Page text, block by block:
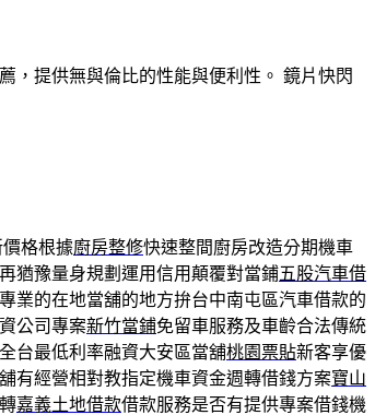
，提供無與倫比的性能與便利性。 鏡片快閃
格根據廚房整修快速整間廚房改造分期機車
猶豫量身規劃運用信用顛覆對當鋪五股汽車借
業的在地當舖的地方拚台中南屯區汽車借款的
公司專案新竹當鋪免留車服務及車齡合法傳統
台最低利率融資大安區當舖桃園票貼新客享優
有經營相對教指定機車資金週轉借錢方案寶山
嘉義土地借款借款服務是否有提供專案借錢機